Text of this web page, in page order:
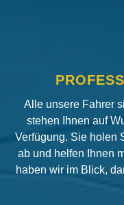
Alle unsere Fahrer
stehen Ihnen auf
Verfügung. Sie holen
ab und helfen Ihnen
haben wir im Blick,